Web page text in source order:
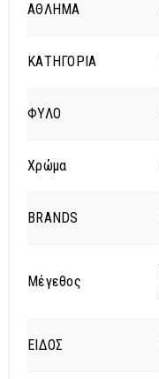
ΑΘΛΗΜΑ
ΚΑΤΗΓΟΡΙΑ
ΦΥΛΟ
Χρώμα
BRANDS
Μέγεθος
ΕΙΔΟΣ